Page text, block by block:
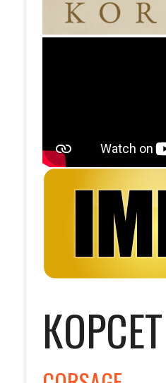
КОРСЕТ